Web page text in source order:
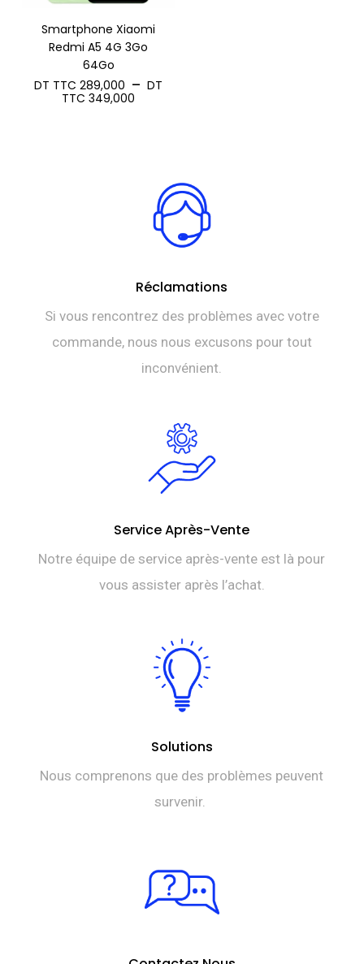
Smartphone Xiaomi
Redmi A5 4G 3Go
64Go
DT TTC 289,000 – DT
TTC 349,000
TTC 349,000
Réclamations
Si vous rencontrez des problèmes avec votre
commande, nous nous excusons pour tout
inconvénient.
Service Après-Vente
Notre équipe de service après-vente est là pour
vous assister après l’achat.
Solutions
Nous comprenons que des problèmes peuvent
survenir.